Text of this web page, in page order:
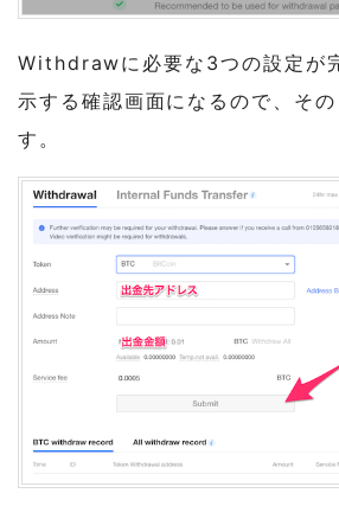
Withdrawに必要な3つの設定が
示する確認画面になるので、そ
す。